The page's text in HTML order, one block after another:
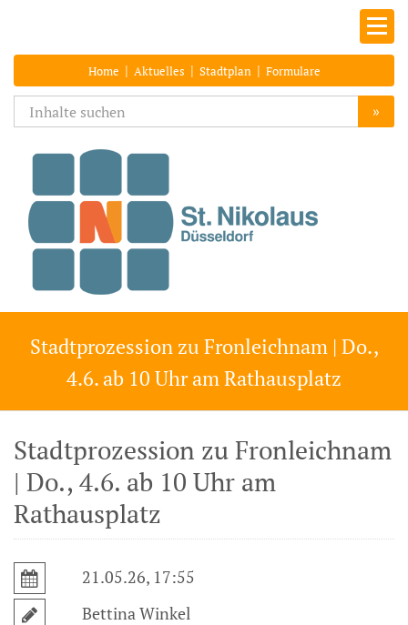
Home | Aktuelles | Stadtplan | Formulare
»
Stadtprozession zu Fronleichnam | Do.,
4.6. ab 10 Uhr am Rathausplatz
Stadtprozession zu Fronleichnam
| Do., 4.6. ab 10 Uhr am
Rathausplatz
21.05.26, 17:55
Bettina Winkel